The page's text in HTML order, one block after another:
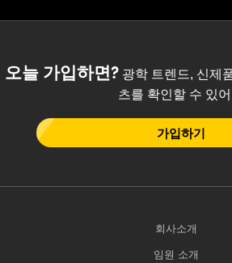
오늘 가입하면?광학 트렌드, 신제
츠를 확인할 수 있
가입하기
회사소개
임원 소개